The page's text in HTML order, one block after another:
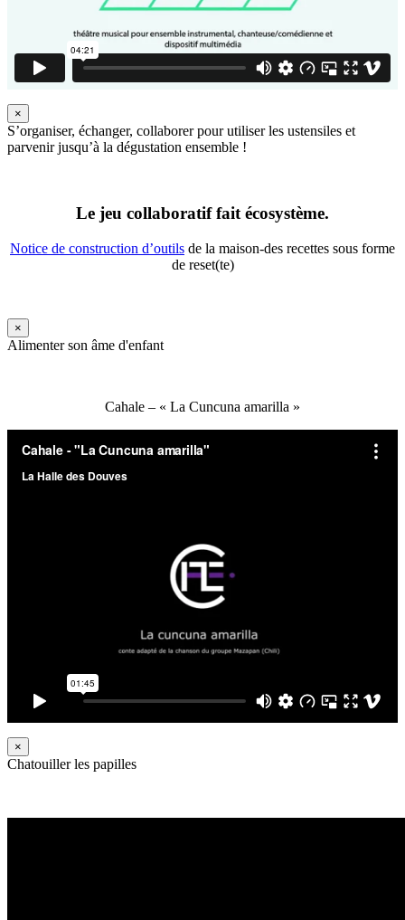
×
S’organiser, échanger, collaborer pour utiliser les ustensiles et
parvenir jusqu’à la dégustation ensemble !
Le jeu collaboratif fait écosystème.
Notice de construction d’outils de la maison-des recettes sous forme
de reset(te)
×
Alimenter son âme d'enfant
Cahale – « La Cuncuna amarilla »
×
Chatouiller les papilles